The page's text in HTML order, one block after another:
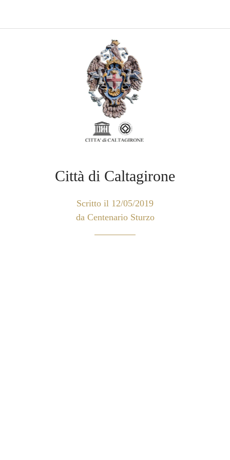
Città di Caltagirone
Scritto il 12/05/2019
da Centenario Sturzo